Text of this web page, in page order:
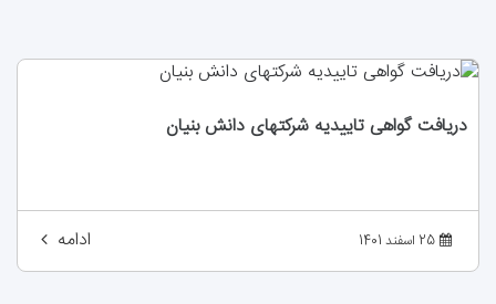
دریافت گواهی تاییدیه شرکتهای دانش بنیان
25 اسفند 1401 ادامه